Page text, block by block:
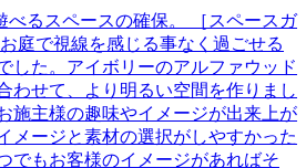
べるスペースの確保。 ［スペースガ
庭で視線を感じる事なく過ごせる
した。アイボリーのアルファウッド
わせて、より明るい空間を作りまし
施主様の趣味やイメージが出来上が
メージと素材の選択がしやすかった
でもお客様のイメージがあればそ